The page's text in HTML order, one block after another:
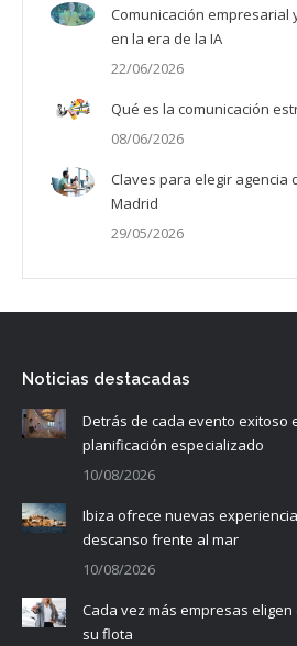
Comunicación empresarial
en la era de la IA
22/06/2026
Qué es la comunicación
08/06/2026
Claves para elegir agencia
Madrid
29/05/2026
Noticias destacadas
Detrás de cada evento exitoso
planificación especializado
10/08/2026
Ibiza ofrece nuevas
descanso frente al mar
10/08/2026
Cada vez más empresas
su flota